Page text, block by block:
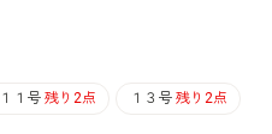
１１号 残り2点 １３号 残り2点